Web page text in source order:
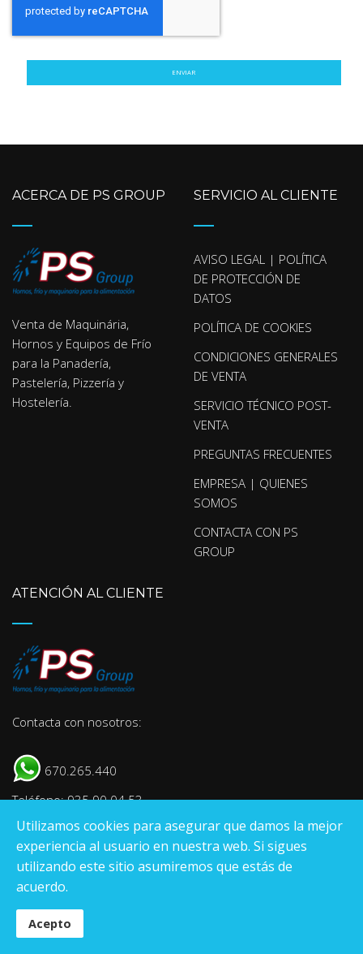
ENVIAR
ACERCA DE PS GROUP
Venta de Maquinária,
Hornos y Equipos de Frío
para la Panadería,
Pastelería, Pizzería y
Hostelería.
SERVICIO AL CLIENTE
AVISO LEGAL | POLÍTICA
DE PROTECCIÓN DE
DATOS
POLÍTICA DE COOKIES
CONDICIONES GENERALES
DE VENTA
SERVICIO TÉCNICO POST-
VENTA
PREGUNTAS FRECUENTES
EMPRESA | QUIENES
SOMOS
CONTACTA CON PS
GROUP
ATENCIÓN AL CLIENTE
Contacta con nosotros:
670.265.440
Teléfono: 935 90 04 53
E-mail:info@psgroup.es
© Registro Mercantil de Tarragona Hoja T-26.000, tomo 1843, Folio 135
Utilizamos cookies para asegurar que damos la mejor
experiencia al usuario en nuestra web. Si sigues
utilizando este sitio asumiremos que estás de
acuerdo.
Acepto